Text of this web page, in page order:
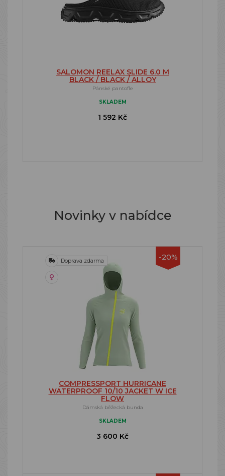
SALOMON REELAX SLIDE 6.0 M
BLACK / BLACK / ALLOY
Pánské pantofle
SKLADEM
1 592 Kč
Novinky v nabídce
-20%
Doprava zdarma
COMPRESSPORT HURRICANE
WATERPROOF 10/10 JACKET W ICE
FLOW
Dámská běžecká bunda
SKLADEM
3 600 Kč